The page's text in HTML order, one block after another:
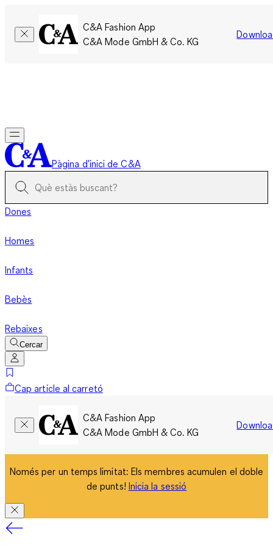
C&A Fashion App
C&A Mode GmbH & Co. KG
Pàgina d'inici de C&A
Dones
Homes
Infants
Bebès
Rebaixes
Cercar
Cap article al carretó
C&A Fashion App
C&A Mode GmbH & Co. KG
Només per un temps limitat: Els membres acumulen el doble
de punts! Inicia la sessió